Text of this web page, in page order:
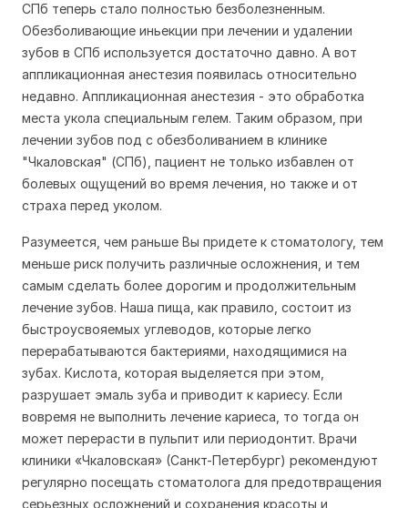
СПб теперь стало полностью безболезненным.
Обезболивающие иньекции при лечении и удалении
зубов в СПб используется достаточно давно. А вот
аппликационная анестезия появилась относительно
недавно. Аппликационная анестезия - это обработка
места укола специальным гелем. Таким образом, при
лечении зубов под с обезболиванием в клинике
"Чкаловская" (СПб), пациент не только избавлен от
болевых ощущений во время лечения, но также и от
страха перед уколом.
Разумеется, чем раньше Вы придете к стоматологу, тем
меньше риск получить различные осложнения, и тем
самым сделать более дорогим и продолжительным
лечение зубов. Наша пища, как правило, состоит из
быстроусвояемых углеводов, которые легко
перерабатываются бактериями, находящимися на
зубах. Кислота, которая выделяется при этом,
разрушает эмаль зуба и приводит к кариесу. Если
вовремя не выполнить лечение кариеса, то тогда он
может перерасти в пульпит или периодонтит. Врачи
клиники «Чкаловская» (Санкт-Петербург) рекомендуют
регулярно посещать стоматолога для предотвращения
серьезных осложнений и сохранения красоты и